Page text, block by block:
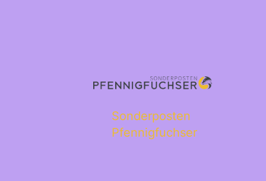
Sonderposten
Pfennigfuchser